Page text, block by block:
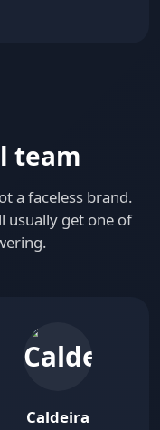
team
a faceless brand.
usually get one of
Caldeira